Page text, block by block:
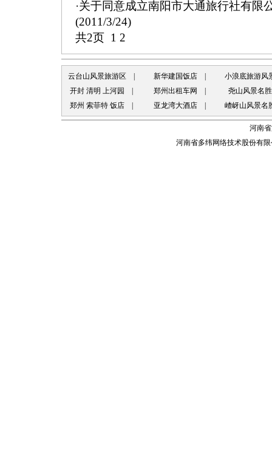
·关于同意成立南阳市大通旅行社有限
(2011/3/24)
共2页 1 2
云台山风景旅游区 新华建国饭店|
小浪底旅游风
开封 清明 上河园
郑州出租车网
尧山风景名
郑州 索菲特 饭店| 亚龙湾大酒店| 嵖岈山风景名
河南
河南省多纬网络技术股份有